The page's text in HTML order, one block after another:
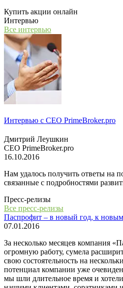
Купить акции онлайн
Интервью
Все интервью
Интервью с СЕО PrimeBroker.pro
Дмитрий Леушкин
СЕО PrimeBroker.pro
16.10.2016
Нам удалось получить ответы на
связанные с подробностями
Пресс-релизы
Все пресс-релизы
Паспрофит – в новый год, к
07.01.2016
За несколько месяцев компания
огромную работу, сумела
свою состоятельность на
потенциал компании уже
мы шли длительное время и